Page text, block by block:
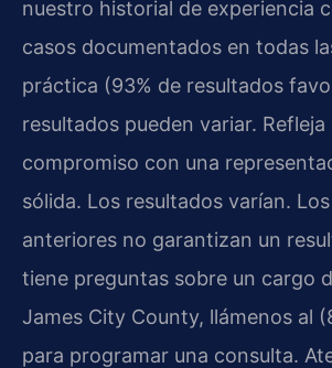
nuestro historial de experiencia
casos documentados en todas
práctica (93% de resultados
resultados pueden variar.
compromiso con una
sólida. Los resultados varían.
anteriores no garantizan un
tiene preguntas sobre un cargo
James City County, llámenos al
para programar una consulta.